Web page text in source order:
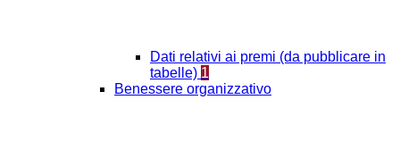
Dati relativi ai premi (da pubblicare in
tabelle) 1
Benessere organizzativo